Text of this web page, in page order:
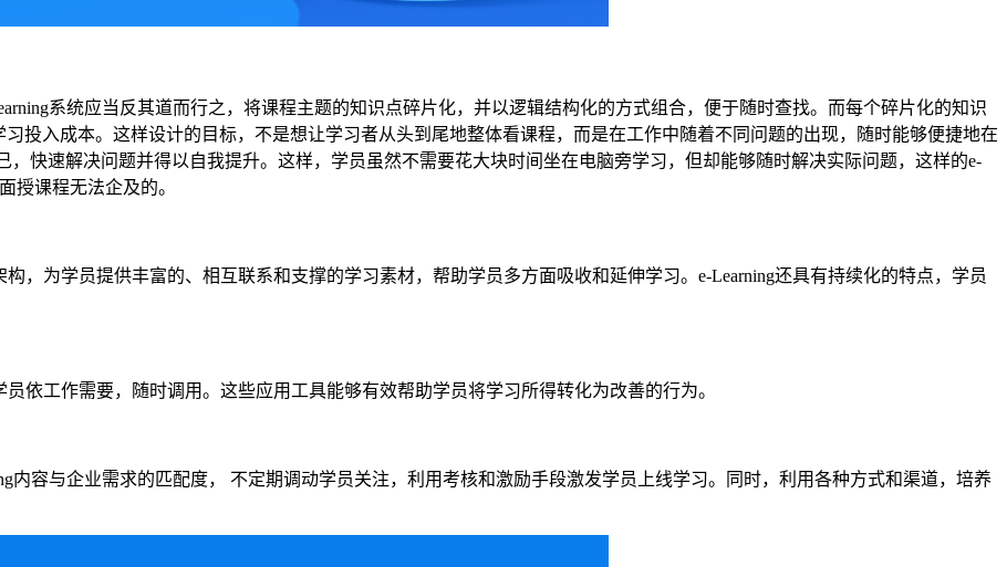
系统应当反其道而行之，将课程主题的知识点碎片化，并以逻辑结构化的方式组合，便于随时查找。而每个碎片化的知识
投入成本。这样设计的目标，不是想让学习者从头到尾地整体看课程，而是在工作中随着不同问题的出现，随时能够便捷地在
，快速解决问题并得以自我提升。这样，学员虽然不需要花大块时间坐在电脑旁学习，但却能够随时解决实际问题，这样的e-
授课程无法企及的。
，为学员提供丰富的、相互联系和支撑的学习素材，帮助学员多方面吸收和延伸学习。e-Learning还具有持续化的特点，学员
依工作需要，随时调用。这些应用工具能够有效帮助学员将学习所得转化为改善的行为。
内容与企业需求的匹配度， 不定期调动学员关注，利用考核和激励手段激发学员上线学习。同时，利用各种方式和渠道，培养